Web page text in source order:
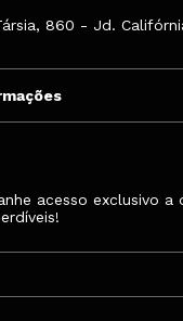
860 - Jd.
acesso exclusivo a